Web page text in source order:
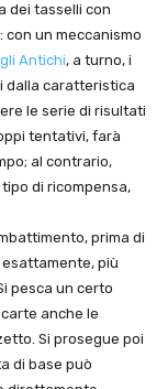
dei tasselli con
un meccanismo
Antichi, a turno, i
dalla caratteristica
le serie di risultati
tentativi, farà
al contrario,
di ricompensa,
prima di
più
pesca un certo
anche le
Si prosegue poi
di base può